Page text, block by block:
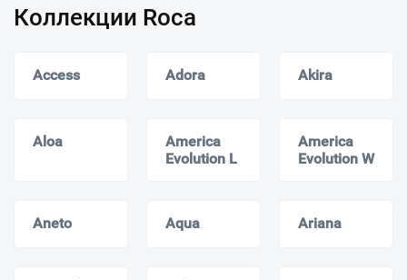
Коллекции Roca
Access Adora Akira
Aloa
America
Evolution L
America
Evolution W
Aneto Aqua Ariana